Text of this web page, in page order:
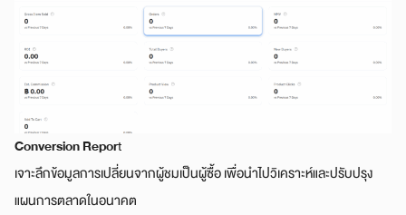
Conversion Report
เจาะลึกข้อมูลการเปลี่ยนจากผู้ชมเป็นผู้ซื้อ เพื่อนำไปวิเคราะห์และปรับปรุง
แผนการตลาดในอนาคต